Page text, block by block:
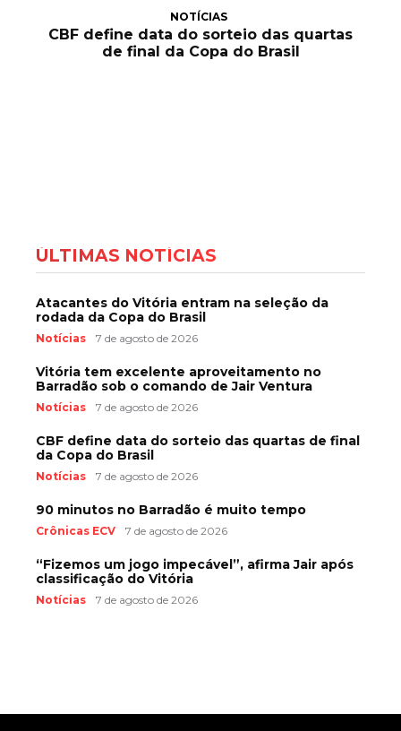
NOTÍCIAS
CBF define data do sorteio das quartas
de final da Copa do Brasil
ÚLTIMAS NOTÍCIAS
Atacantes do Vitória entram na seleção da
rodada da Copa do Brasil
Notícias 7 de agosto de 2026
Vitória tem excelente aproveitamento no
Barradão sob o comando de Jair Ventura
Notícias 7 de agosto de 2026
CBF define data do sorteio das quartas de final
da Copa do Brasil
Notícias 7 de agosto de 2026
90 minutos no Barradão é muito tempo
Crônicas ECV 7 de agosto de 2026
“Fizemos um jogo impecável”, afirma Jair após
classificação do Vitória
Notícias 7 de agosto de 2026